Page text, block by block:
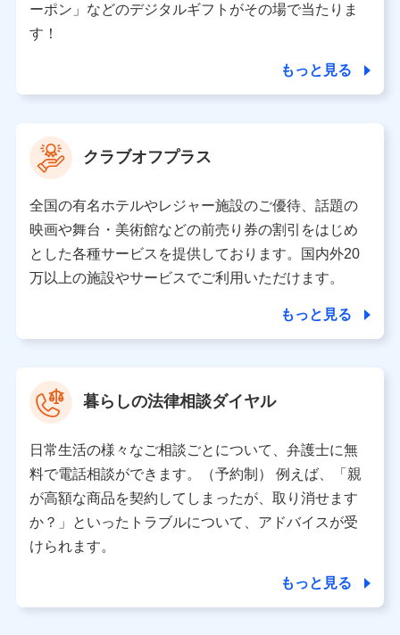
個人情報の第三者提供について
当社は利用目的の達成に必要な範囲内において個人情報
の取り扱いの全部または一部を委託する場合がありま
す。
個人データの共同利用
当社は株式会社NTTドコモとの間で、以下のとおり個
人データを共同利用します。
氏名、電話番号、メールアドレス、お客さまの識別子、属
性、連絡先、dポイントサービスのご利用に関する情報。例
として、dポイントカード番号、性別、年齢、家族構成、住
所、dポイント残高、dポイント利用履歴などが含まれます。
利用情報
当社又は株式会社NTTドコモが提供する各種サービスなどの
ご契約・ご利用などに関する情報。例として、当社又は株式
会社NTTドコモが提供する各種サービスのご契約状態・ご利
用履歴インターネット利用時の行動に関する情報、アプリケ
ーション利用時の行動に関する情報、購入されたサービスや
当社又は株式会社NTTドコモが提供する保険関連サービスに
ーポン」などのデジタルギフトがその場で当たりま
す！
もっと見る
クラブオフプラス
全国の有名ホテルやレジャー施設のご優待、話題の
映画や舞台・美術館などの前売り券の割引をはじめ
とした各種サービスを提供しております。国内外20
万以上の施設やサービスでご利用いただけます。
もっと見る
暮らしの法律相談ダイヤル
日常生活の様々なご相談ごとについて、弁護士に無
料で電話相談ができます。（予約制） 例えば、「親
が高額な商品を契約してしまったが、取り消せます
か？」といったトラブルについて、アドバイスが受
けられます。
もっと見る